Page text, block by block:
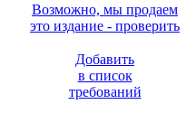
Возможно, мы продаем
это издание - проверить
Добавить
в список
требований